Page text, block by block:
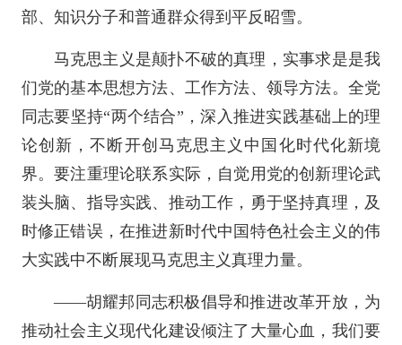
部、知识分子和普通群众得到平反昭雪。
马克思主义是颠扑不破的真理，实事求是是我
们党的基本思想方法、工作方法、领导方法。全党
同志要坚持“两个结合”，深入推进实践基础上的理
论创新，不断开创马克思主义中国化时代化新境
界。要注重理论联系实际，自觉用党的创新理论武
装头脑、指导实践、推动工作，勇于坚持真理，及
时修正错误，在推进新时代中国特色社会主义的伟
大实践中不断展现马克思主义真理力量。
——胡耀邦同志积极倡导和推进改革开放，为
推动社会主义现代化建设倾注了大量心血，我们要